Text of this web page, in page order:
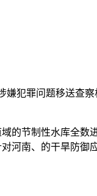
犯罪问题移送查
的节制性水库全数
河南、的干旱防御